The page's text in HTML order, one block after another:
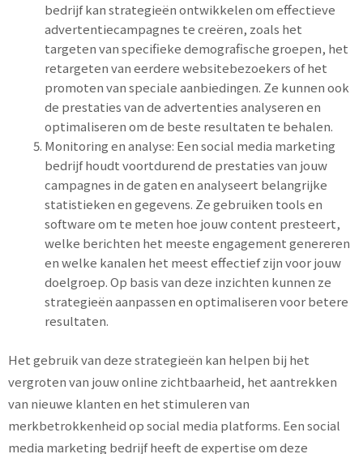
bedrijf kan strategieën ontwikkelen om effectieve
advertentiecampagnes te creëren, zoals het
targeten van specifieke demografische groepen, het
retargeten van eerdere websitebezoekers of het
promoten van speciale aanbiedingen. Ze kunnen ook
de prestaties van de advertenties analyseren en
optimaliseren om de beste resultaten te behalen.
Monitoring en analyse: Een social media marketing
bedrijf houdt voortdurend de prestaties van jouw
campagnes in de gaten en analyseert belangrijke
statistieken en gegevens. Ze gebruiken tools en
software om te meten hoe jouw content presteert,
welke berichten het meeste engagement genereren
en welke kanalen het meest effectief zijn voor jouw
doelgroep. Op basis van deze inzichten kunnen ze
strategieën aanpassen en optimaliseren voor betere
resultaten.
Het gebruik van deze strategieën kan helpen bij het
vergroten van jouw online zichtbaarheid, het aantrekken
van nieuwe klanten en het stimuleren van
merkbetrokkenheid op social media platforms. Een social
media marketing bedrijf heeft de expertise om deze